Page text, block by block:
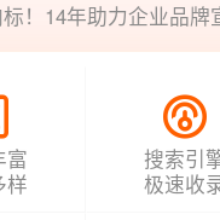
！14年助力企业品牌
富
样
搜索引
极速收